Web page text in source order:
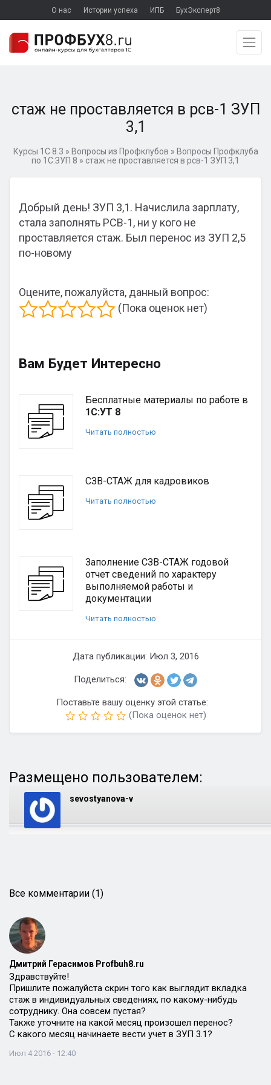
О нас Истории успеха ИПБ БухЭксперт8
стаж не проставляется в рсв-1 ЗУП
3,1
Курсы 1С 8.3 » Вопросы из Профклубов » Вопросы Профклуба
по 1С:ЗУП 8 » стаж не проставляется в рсв-1 ЗУП 3,1
Добрый день! ЗУП 3,1. Начислила зарплату,
стала заполнять РСВ-1, ни у кого не
проставляется стаж. Был перенос из ЗУП 2,5
по-новому
Оцените, пожалуйста, данный вопрос:
(Пока оценок нет)
Вам Будет Интересно
Бесплатные материалы по работе в
1С:УТ 8
Читать полностью
СЗВ-СТАЖ для кадровиков
Читать полностью
Заполнение СЗВ-СТАЖ годовой
отчет сведений по характеру
выполняемой работы и
документации
Читать полностью
Дата публикации: Июл 3, 2016
Поделиться:
Поставьте вашу оценку этой статье:
(Пока оценок нет)
Размещено пользователем:
sevostyanova-v
Все комментарии (1)
Дмитрий Герасимов Profbuh8.ru
Здравствуйте!
Пришлите пожалуйста скрин того как выглядит вкладка
стаж в индивидуальных сведениях, по какому-нибудь
сотруднику. Она совсем пустая?
Также уточните на какой месяц произошел перенос?
С какого месяц начинаете вести учет в ЗУП 3.1?
Июл 4 2016 - 12:40